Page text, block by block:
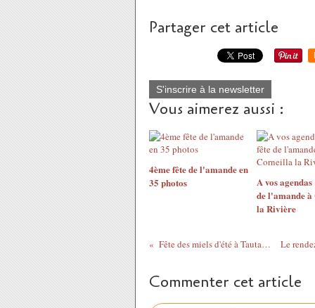
Partager cet article
S'inscrire à la newsletter
Vous aimerez aussi :
4ème fête de l'amande en
35 photos
A vos
de l'amande
la Rivière
Fête des miels d'été à Tautavel
Commenter cet article